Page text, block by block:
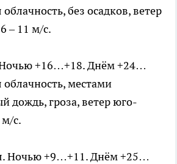
без осадков, ветер
– 11 м/с.
+16…+18. Днём +24…
местами
дождь, гроза, ветер юго-
м/с.
Ночью +9…+11. Днём +25…